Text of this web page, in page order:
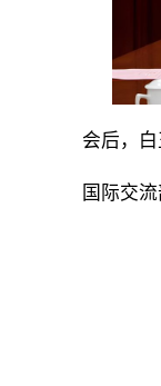
会后，
国际交流